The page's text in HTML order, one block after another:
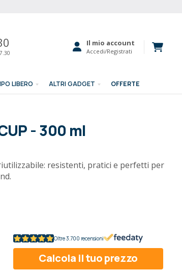
Il mio account
Accedi/Registrati
LIBERO ALTRI GADGET OFFERTE
- 300 ml
resistenti, pratici e perfetti per
Oltre 3.700 recensioni
Calcola il tuo prezzo